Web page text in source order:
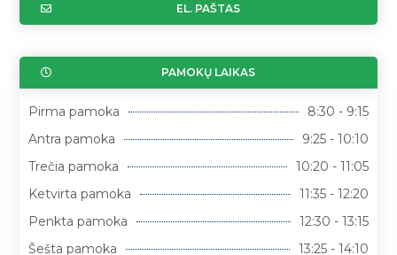
EL. PAŠTAS
PAMOKŲ LAIKAS
Pirma pamoka
8:30 - 9:15
Antra pamoka
9:25 - 10:10
Trečia pamoka
10:20 - 11:05
Ketvirta pamoka
11:35 - 12:20
Penkta pamoka
12:30 - 13:15
Šešta pamoka
13:25 - 14:10